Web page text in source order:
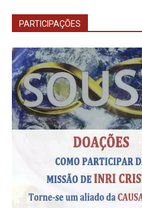
PARTICIPAÇÕES